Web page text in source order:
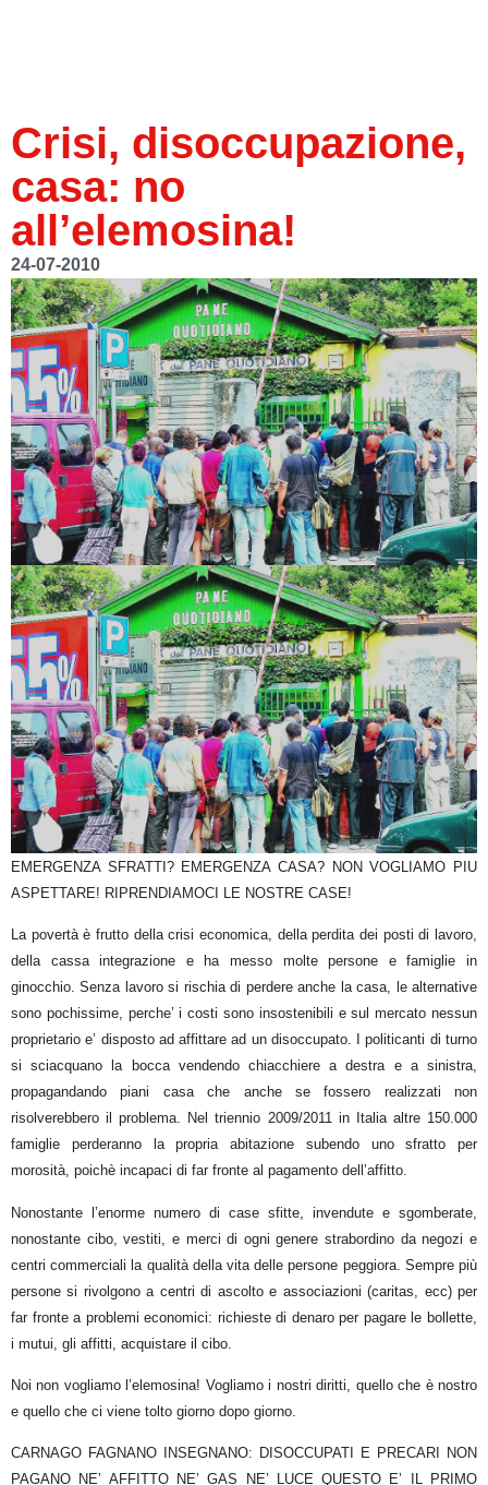
Crisi, disoccupazione,
casa: no
all’elemosina!
24-07-2010
EMERGENZA SFRATTI? EMERGENZA CASA? NON VOGLIAMO PIU
ASPETTARE! RIPRENDIAMOCI LE NOSTRE CASE!
La povertà è frutto della crisi economica, della perdita dei posti di lavoro,
della cassa integrazione e ha messo molte persone e famiglie in
ginocchio. Senza lavoro si rischia di perdere anche la casa, le alternative
sono pochissime, perche’ i costi sono insostenibili e sul mercato nessun
proprietario e’ disposto ad affittare ad un disoccupato. I politicanti di turno
si sciacquano la bocca vendendo chiacchiere a destra e a sinistra,
propagandando piani casa che anche se fossero realizzati non
risolverebbero il problema. Nel triennio 2009/2011 in Italia altre 150.000
famiglie perderanno la propria abitazione subendo uno sfratto per
morosità, poichè incapaci di far fronte al pagamento dell’affitto.
Nonostante l’enorme numero di case sfitte, invendute e sgomberate,
nonostante cibo, vestiti, e merci di ogni genere strabordino da negozi e
centri commerciali la qualità della vita delle persone peggiora. Sempre più
persone si rivolgono a centri di ascolto e associazioni (caritas, ecc) per
far fronte a problemi economici: richieste di denaro per pagare le bollette,
i mutui, gli affitti, acquistare il cibo.
Noi non vogliamo l’elemosina! Vogliamo i nostri diritti, quello che è nostro
e quello che ci viene tolto giorno dopo giorno.
CARNAGO FAGNANO INSEGNANO: DISOCCUPATI E PRECARI NON
PAGANO NE’ AFFITTO NE’ GAS NE’ LUCE QUESTO E’ IL PRIMO